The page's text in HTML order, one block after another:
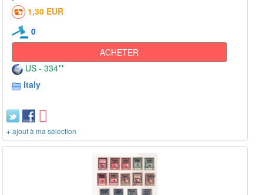
1,30 EUR
0
ACHETER
US - 334**
Italy
+ ajout à ma sélection